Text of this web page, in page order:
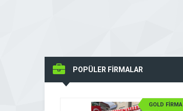
POPÜLER FİRMALAR
GOLD FİRMA